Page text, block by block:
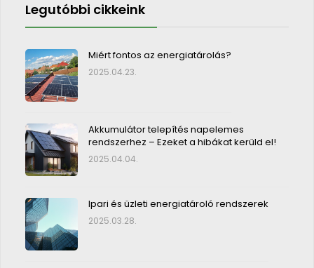
Legutóbbi cikkeink
Miért fontos az energiatárolás?
2025.04.23.
Akkumulátor telepítés napelemes
rendszerhez – Ezeket a hibákat kerüld el!
2025.04.04.
Ipari és üzleti energiatároló rendszerek
2025.03.28.